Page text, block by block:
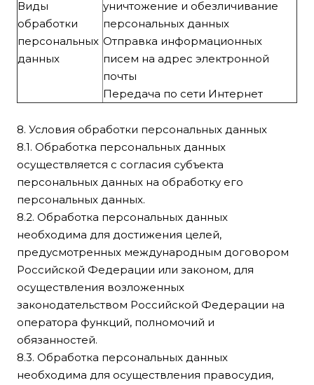
Виды
обработки
персональных
данных
уничтожение и обезличивание
персональных данных
Отправка информационных
писем на адрес электронной
почты
Передача по сети Интернет
8. Условия обработки персональных данных
8.1. Обработка персональных данных
осуществляется с согласия субъекта
персональных данных на обработку его
персональных данных.
8.2. Обработка персональных данных
необходима для достижения целей,
предусмотренных международным договором
Российской Федерации или законом, для
осуществления возложенных
законодательством Российской Федерации на
оператора функций, полномочий и
обязанностей.
8.3. Обработка персональных данных
необходима для осуществления правосудия,